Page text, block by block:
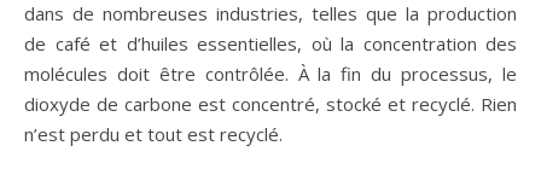
dans de nombreuses industries, telles que la production
de café et d’huiles essentielles, où la concentration des
molécules doit être contrôlée. À la fin du processus, le
dioxyde de carbone est concentré, stocké et recyclé. Rien
n’est perdu et tout est recyclé.